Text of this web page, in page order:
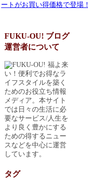
ートがお買い得価格で登場！
FUKU-OU! ブログ
運営者について
福よ来
い！便利でお得なラ
イフスタイルを築く
ためのお役立ち情報
メディア。本サイト
では日々の生活に必
要なサービス/人生を
より良く豊かにする
ための得するニュー
スなどを中心に運営
しています。
タグ